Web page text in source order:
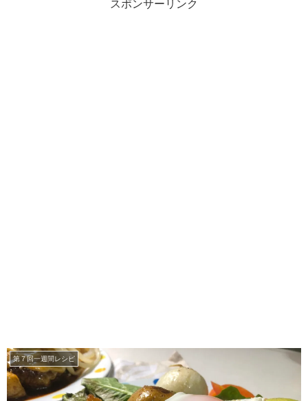
スポンサーリンク
第７回一週間レシピ